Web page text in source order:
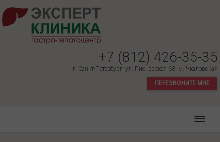
+7 (812) 426-35-35
г. Санкт-Петербург, ул. Пионерская 63, м. Чкаловская
ПЕРЕЗВОНИТЕ МНЕ